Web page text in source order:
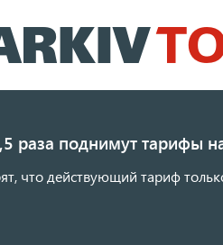
к
основному
раза поднимут тарифы
что действующий тариф